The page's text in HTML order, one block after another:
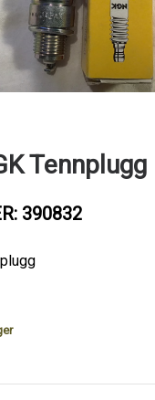
Tennplugg
390832